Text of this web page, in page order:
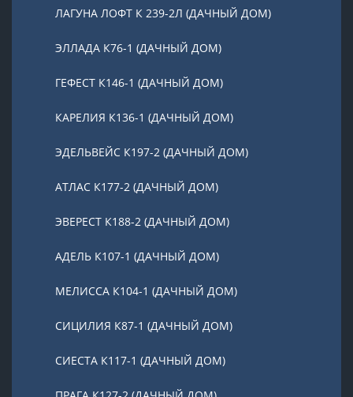
ЛАГУНА ЛОФТ К 239-2Л (ДАЧНЫЙ ДОМ)
ЭЛЛАДА К76-1 (ДАЧНЫЙ ДОМ)
ГЕФЕСТ К146-1 (ДАЧНЫЙ ДОМ)
КАРЕЛИЯ К136-1 (ДАЧНЫЙ ДОМ)
ЭДЕЛЬВЕЙС К197-2 (ДАЧНЫЙ ДОМ)
АТЛАС К177-2 (ДАЧНЫЙ ДОМ)
ЭВЕРЕСТ К188-2 (ДАЧНЫЙ ДОМ)
АДЕЛЬ К107-1 (ДАЧНЫЙ ДОМ)
МЕЛИССА К104-1 (ДАЧНЫЙ ДОМ)
СИЦИЛИЯ К87-1 (ДАЧНЫЙ ДОМ)
СИЕСТА К117-1 (ДАЧНЫЙ ДОМ)